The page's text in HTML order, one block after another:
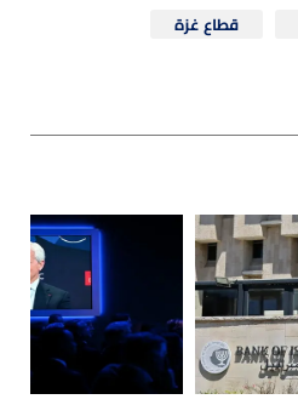
قطاع غزة